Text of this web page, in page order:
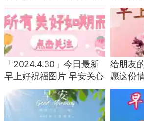
手机欠费、急用钱、帮忙充话费。
如果不是本人当面打电话确
钱、转账、充值，一律不要相信。
有可能是号码被盗、信息泄
行骗，一定要电话核实清楚，再
八、做好这3点，从此远离短信诈
关心亲友祝福语
快乐，
「2024.4.30」今日最新
早上好祝福图片 早安关心
朋友的问候语
给朋友
愿这份
好